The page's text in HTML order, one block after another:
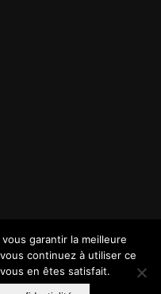
garantir la meilleure
continuez à utiliser ce
en êtes satisfait.
Contact us